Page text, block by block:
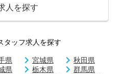
人を探す
タッフ求人を探す
県 宮城県
秋田県
県 栃木県
群馬県